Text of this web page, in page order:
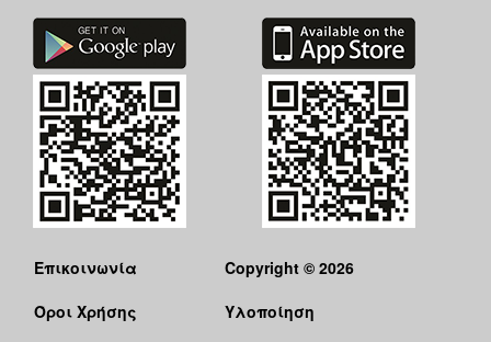
Επικοινωνία
Όροι Χρήσης
Copyright © 2026
Υλοποίηση